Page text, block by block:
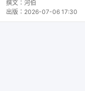
撰文： 河伯
出版： 2026-07-06 17:30